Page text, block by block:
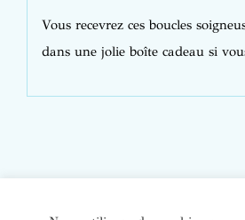
Vous recevrez ces boucles
dans une jolie boîte cadeau si
© Copyright Bijoux de soi 2020-2022.